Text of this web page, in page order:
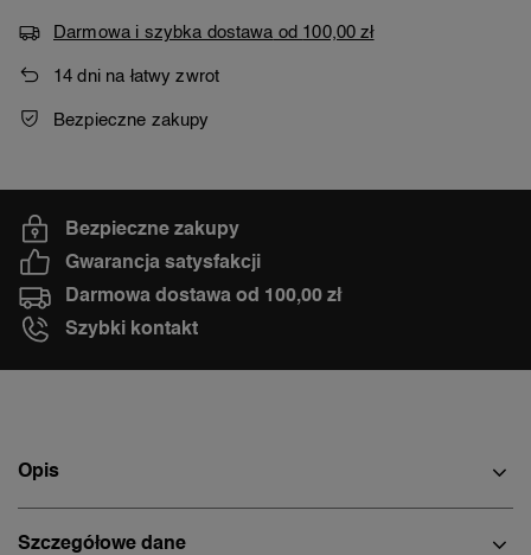
Darmowa i szybka dostawa od 100,00 zł
14 dni na łatwy zwrot
Bezpieczne zakupy
Bezpieczne zakupy
Gwarancja satysfakcji
Darmowa dostawa od 100,00 zł
Szybki kontakt
Opis
Szczegółowe dane